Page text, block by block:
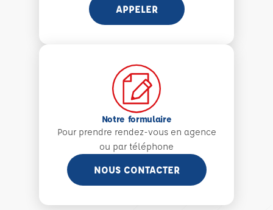
APPELER
Notre formulaire
Pour prendre rendez-vous en agence
ou par téléphone
NOUS CONTACTER